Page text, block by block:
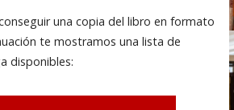
una copia del libro en formato
te mostramos una lista de
disponibles: